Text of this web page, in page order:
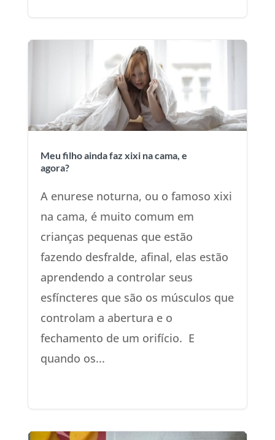
Meu filho ainda faz xixi na cama, e
agora?
A enurese noturna, ou o famoso xixi
na cama, é muito comum em
crianças pequenas que estão
fazendo desfralde, afinal, elas estão
aprendendo a controlar seus
esfíncteres que são os músculos que
controlam a abertura e o
fechamento de um orifício. E
quando os...